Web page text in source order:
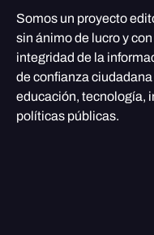
Somos un proyecto
sin ánimo de lucro y
integridad de la
de confianza
educación, tecnología,
políticas públicas.